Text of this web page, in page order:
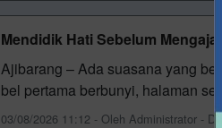
Mendidik Hati Sebelum
Ajibarang – Ada suasana yang
bel pertama berbunyi, halaman
03/08/2026 11:12 - Oleh Administrator -